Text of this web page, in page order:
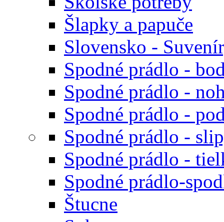
Šlapky a papuče
Slovensko -
Spodné prádlo -
Spodné prádlo -
Spodné prádlo -
Spodné prádlo -
Spodné prádlo -
Spodné prádlo-
Štucne